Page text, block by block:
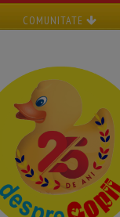
COMUNITATE